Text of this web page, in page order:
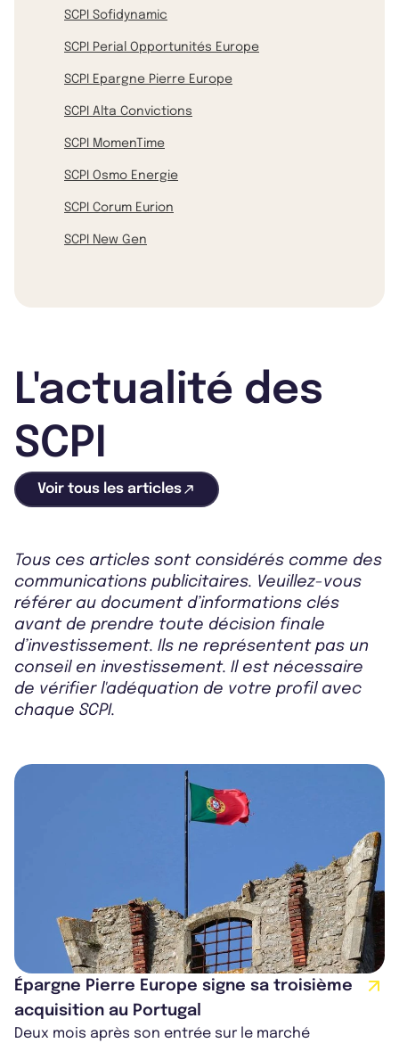
SCPI Sofidynamic
SCPI Perial Opportunités Europe
SCPI Epargne Pierre Europe
SCPI Alta Convictions
SCPI MomenTime
SCPI Osmo Energie
SCPI Corum Eurion
SCPI New Gen
L'actualité des
SCPI
Voir tous les articles
Tous ces articles sont considérés comme des
communications publicitaires. Veuillez-vous
référer au document d’informations clés
avant de prendre toute décision finale
d’investissement. Ils ne représentent pas un
conseil en investissement. Il est nécessaire
de vérifier l'adéquation de votre profil avec
chaque SCPI.
Épargne Pierre Europe signe sa troisième
acquisition au Portugal
Deux mois après son entrée sur le marché